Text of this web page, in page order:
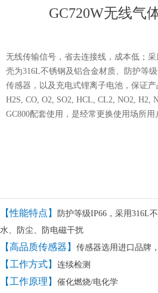
【性能特点】
防护等级IP66，采用316L
水、防尘、防电磁干扰
【高品质传感器】 传感器选用进口品牌
【工作方式】 连续检测
【工作原理】 催化燃烧/电化学
GC720W无线气
无线传输信号，省去连接线，成本低；
壳为316L不锈钢及铝合金材质、防护等
传感器，以及充电式锂离子电池，保证
H2S, CO, O2, SO2, HCL, CL2, NO2, H2,
GC800配套使用，是经常更换使用场所用